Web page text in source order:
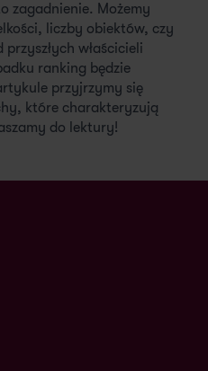
zagadnienie. Możemy
liczby obiektów, czy
właścicieli
ranking będzie
przyjrzymy się
które charakteryzują
do lektury!